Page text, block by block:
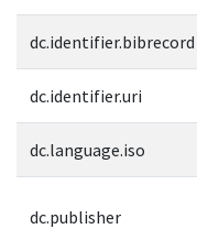
dc.identifier.bibrecord
dc.identifier.uri
dc.language.iso
dc.publisher